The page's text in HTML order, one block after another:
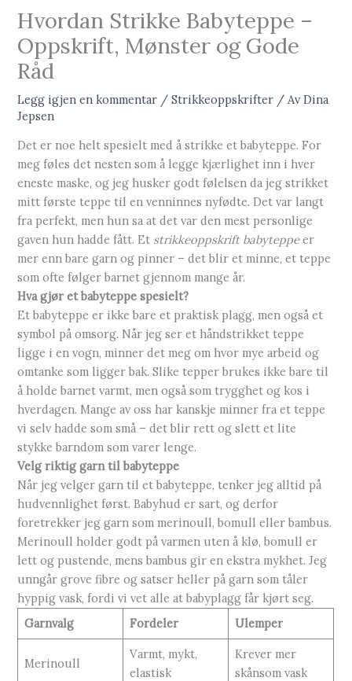
Hvordan Strikke Babyteppe –
Oppskrift, Mønster og Gode
Råd
Legg igjen en kommentar /Strikkeoppskrifter / Av Dina
Jepsen
Det er noe helt spesielt med å strikke et babyteppe. For
meg føles det nesten som å legge kjærlighet inn i hver
eneste maske, og jeg husker godt følelsen da jeg strikket
mitt første teppe til en venninnes nyfødte. Det var langt
fra perfekt, men hun sa at det var den mest personlige
gaven hun hadde fått. Et strikkeoppskrift babyteppeer
mer enn bare garn og pinner – det blir et minne, et teppe
som ofte følger barnet gjennom mange år.
Hva gjør et babyteppe spesielt?
Et babyteppe er ikke bare et praktisk plagg, men også et
symbol på omsorg. Når jeg ser et håndstrikket teppe
ligge i en vogn, minner det meg om hvor mye arbeid og
omtanke som ligger bak. Slike tepper brukes ikke bare til
å holde barnet varmt, men også som trygghet og kos i
hverdagen. Mange av oss har kanskje minner fra et teppe
vi selv hadde som små – det blir rett og slett et lite
stykke barndom som varer lenge.
Velg riktig garn til babyteppe
Når jeg velger garn til et babyteppe, tenker jeg alltid på
hudvennlighet først. Babyhud er sart, og derfor
foretrekker jeg garn som merinoull, bomull eller bambus.
Merinoull holder godt på varmen uten å klø, bomull er
lett og pustende, mens bambus gir en ekstra mykhet. Jeg
unngår grove fibre og satser heller på garn som tåler
hyppig vask, fordi vi vet alle at babyplagg får kjørt seg.
Garnvalg
Fordeler Ulemper
Merinoull
Varmt, mykt,
elastisk
Krever mer
skånsom vask